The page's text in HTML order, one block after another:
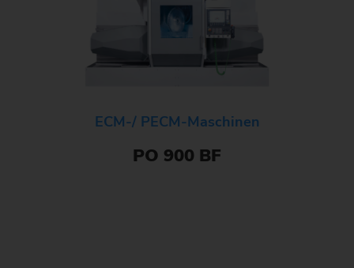
ECM-/ PECM-Maschinen
PO 900 BF